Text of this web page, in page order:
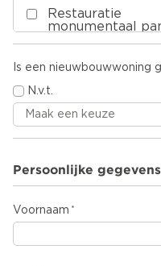
Restauratie
monumentaal
Overige
Is een nieuwbouwwoning
N.v.t.
Persoonlijke gegevens
Voornaam